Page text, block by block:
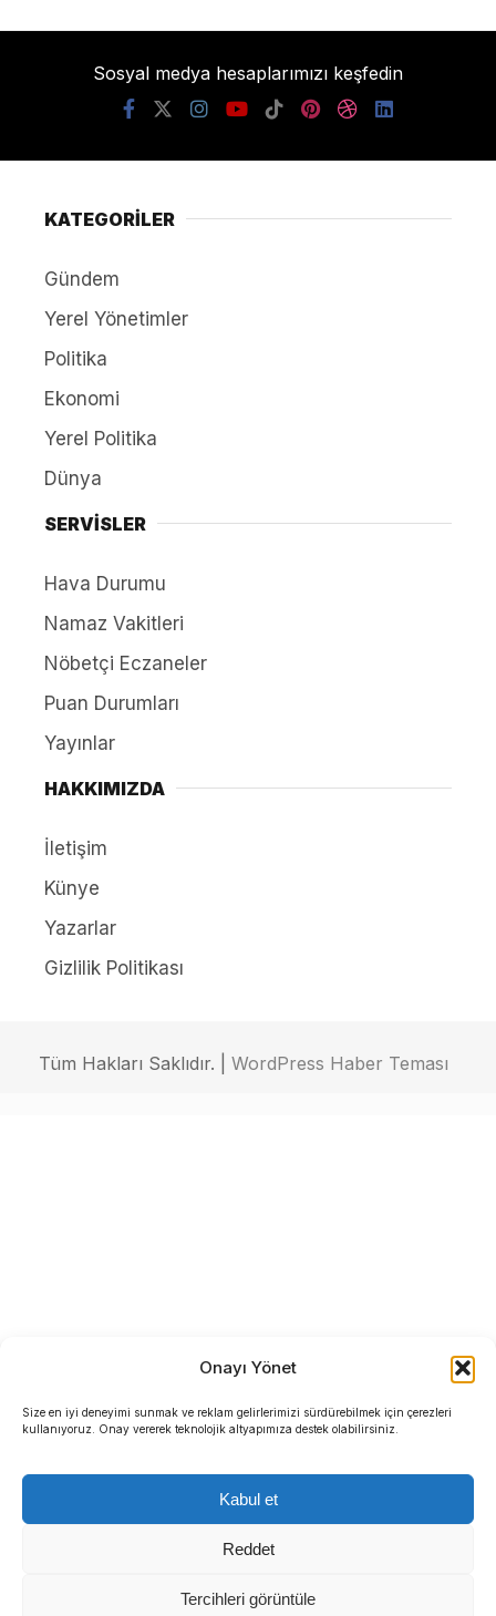
Onayı Yönet
Size en iyi deneyimi sunmak ve reklam gelirlerimizi sürdürebilmek için çerezleri
kullanıyoruz. Onay vererek teknolojik altyapımıza destek olabilirsiniz.
Kabul et
Reddet
Tercihleri görüntüle
Sosyal medya hesaplarımızı keşfedin
KATEGORİLER
Gündem
Yerel Yönetimler
Politika
Ekonomi
Yerel Politika
Dünya
SERVİSLER
Hava Durumu
Namaz Vakitleri
Nöbetçi Eczaneler
Puan Durumları
Yayınlar
HAKKIMIZDA
İletişim
Künye
Yazarlar
Gizlilik Politikası
Tüm Hakları Saklıdır. | WordPress Haber Teması